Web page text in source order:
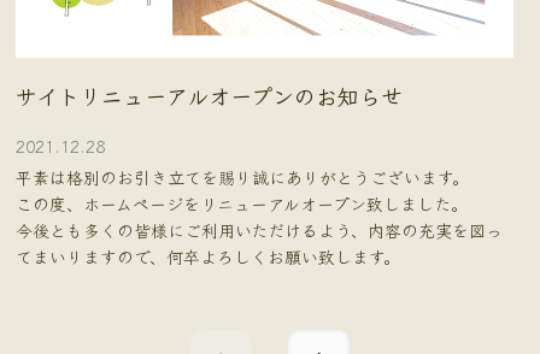
サイトリニューアルオープンのお知らせ
2021.12.28
平素は格別のお引き立てを賜り誠にありがとうございます。
この度、ホームページをリニューアルオープン致しました。
今後とも多くの皆様にご利用いただけるよう、内容の充実を図っ
てまいりますので、何卒よろしくお願い致します。